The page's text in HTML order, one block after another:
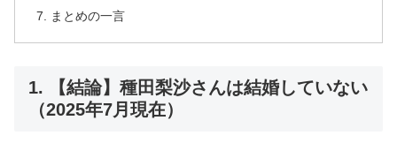
まとめの一言
1. 【結論】種田梨沙さんは結婚していない
（2025年7月現在）